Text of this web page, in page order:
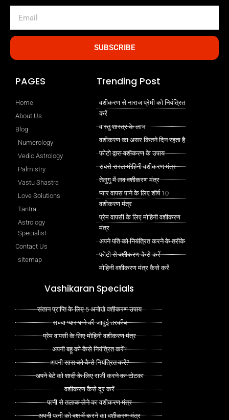
SUBSCRIBE
PAGES
Home
About Us
Blog
Numerology
Vedic Astrology
Palmistry
Vastu Shastra
Love Solutions
Tantra
Astrology
Specialist
Contact Us
sitemap
Trending Post
वशीकरण से नाराज प्रेमी को नियंत्रित
करें
वास्तु शास्त्र के लाभ
वशीकरण का असर कितने दिन रहता है
फोटो द्वारा वशीकरण के उपाय
सबसे सरल मोहिनी वशीकरण मंत्र
तेलुगु में लव वशीकरण मंत्र
प्यार वापस पाने के लिए शीर्ष 10
वशीकरण मंत्र
प्रेम वापसी के लिए मोहिनी वशीकरण
मंत्र
अपने पति को नियंत्रित करने के तरीके
फोटो से वशीकरण कैसे करें
मोहिनी वशीकरण मंत्र कैसे करें
Vashikaran Specials
संतान प्राप्ति के लिए 5 अनोखे वशीकरण उपाय
सच्चा प्यार पाने की जादुई तरकीब
प्रेम वापसी के लिए मोहिनी वशीकरण मंत्र
अपनी बहू को कैसे नियंत्रित करें?
अपनी सास को कैसे नियंत्रित करें?
अपने बेटे को शादी के लिए राजी करने का टोटका
वशीकरण कैसे दूर करें
पत्नी से तलाक लेने का वशीकरण मंत्र
अपनी पत्नी को वश में करने का वशीकरण मंत्र